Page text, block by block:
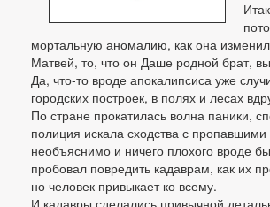
мортальную аномалию, как она
Матвей, то, что он Даше родной брат,
Да, что-то вроде апокалипсиса уже
городских построек, в полях и лесах
По стране прокатилась волна паники,
полиция искала сходства с
необъяснимо и ничего плохого вроде
пробовал повредить кадаврам, как их
но человек привыкает ко всему.
И кадавры сделались привычной